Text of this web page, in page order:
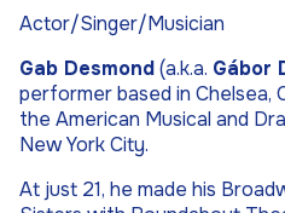
Actor/Singer/Musician
Gab Desmond(a.k.a. Gábor
performer based in Chelsea,
the American Musical and
New York City.
At just 21, he made his